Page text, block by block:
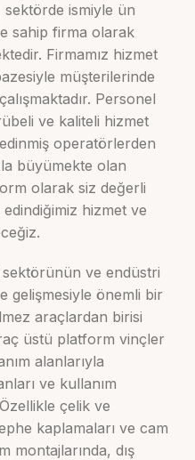
sektörde ismiyle ün
sahip firma olarak
Firmamız hizmet
müşterilerinde
Personel
ve kaliteli hizmet
operatörlerden
büyümekte olan
olarak siz değerli
hizmet ve
ve endüstri
gelişmesiyle önemli bir
araçlardan birisi
üstü platform vinçler
alanlarıyla
ve kullanım
çelik ve
kaplamaları ve cam
montajlarında, dış